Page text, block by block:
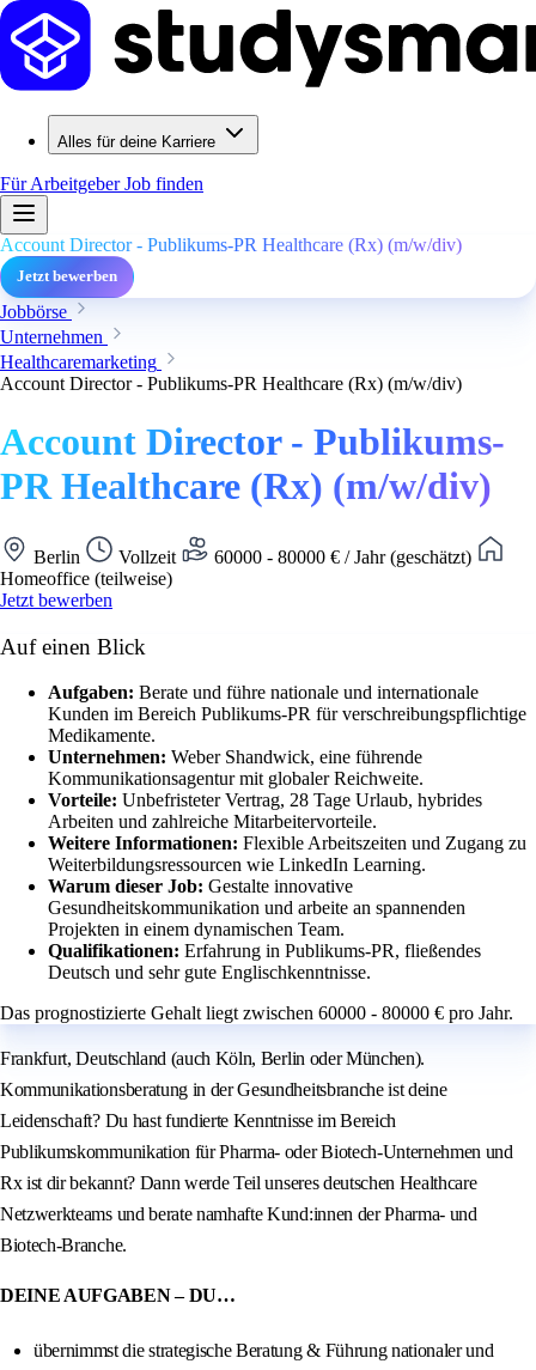
Alles für deine Karriere
Für ArbeitgeberJob finden
Account Director - Publikums-PR Healthcare (Rx) (m/w/div)
Jetzt bewerben
Jobbörse
Unternehmen
Healthcaremarketing
Account Director - Publikums-PR Healthcare (Rx) (m/w/div)
Account Director - Publikums-
PR Healthcare (Rx) (m/w/div)
Berlin Vollzeit
60000 - 80000 € / Jahr (geschätzt)
Homeoffice (teilweise)
Jetzt bewerben
Auf einen Blick
Aufgaben: Berate und führe nationale und internationale
Kunden im Bereich Publikums-PR für verschreibungspflichtige
Medikamente.
Unternehmen: Weber Shandwick, eine führende
Kommunikationsagentur mit globaler Reichweite.
Vorteile: Unbefristeter Vertrag, 28 Tage Urlaub, hybrides
Arbeiten und zahlreiche Mitarbeitervorteile.
Weitere Informationen: Flexible Arbeitszeiten und Zugang zu
Weiterbildungsressourcen wie LinkedIn Learning.
Warum dieser Job: Gestalte innovative
Gesundheitskommunikation und arbeite an spannenden
Projekten in einem dynamischen Team.
Qualifikationen: Erfahrung in Publikums-PR, fließendes
Deutsch und sehr gute Englischkenntnisse.
Das prognostizierte Gehalt liegt zwischen 60000 - 80000 € pro Jahr.
Frankfurt, Deutschland (auch Köln, Berlin oder München).
Kommunikationsberatung in der Gesundheitsbranche ist deine
Leidenschaft? Du hast fundierte Kenntnisse im Bereich
Publikumskommunikation für Pharma- oder Biotech-Unternehmen und
Rx ist dir bekannt? Dann werde Teil unseres deutschen Healthcare
Netzwerkteams und berate namhafte Kund:innen der Pharma- und
Biotech-Branche.
DEINE AUFGABEN – DU…
übernimmst die strategische Beratung & Führung nationaler und